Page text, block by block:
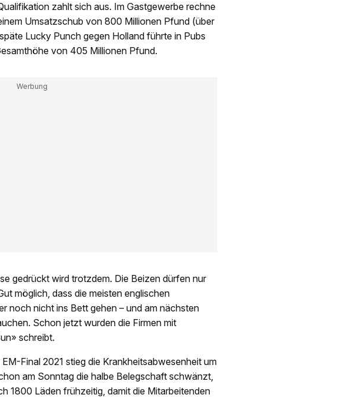
zahlt sich aus. Im Gastgewerbe rechne
Umsatzschub von 800 Millionen Pfund (über
Lucky Punch gegen Holland führte in Pubs
von 405 Millionen Pfund.
gedrückt wird trotzdem. Die Beizen dürfen nur
möglich, dass die meisten englischen
noch nicht ins Bett gehen – und am nächsten
Schon jetzt wurden die Firmen mit
schreibt.
Final 2021 stieg die Krankheitsabwesenheit um
am Sonntag die halbe Belegschaft schwänzt,
1800 Läden frühzeitig, damit die Mitarbeitenden